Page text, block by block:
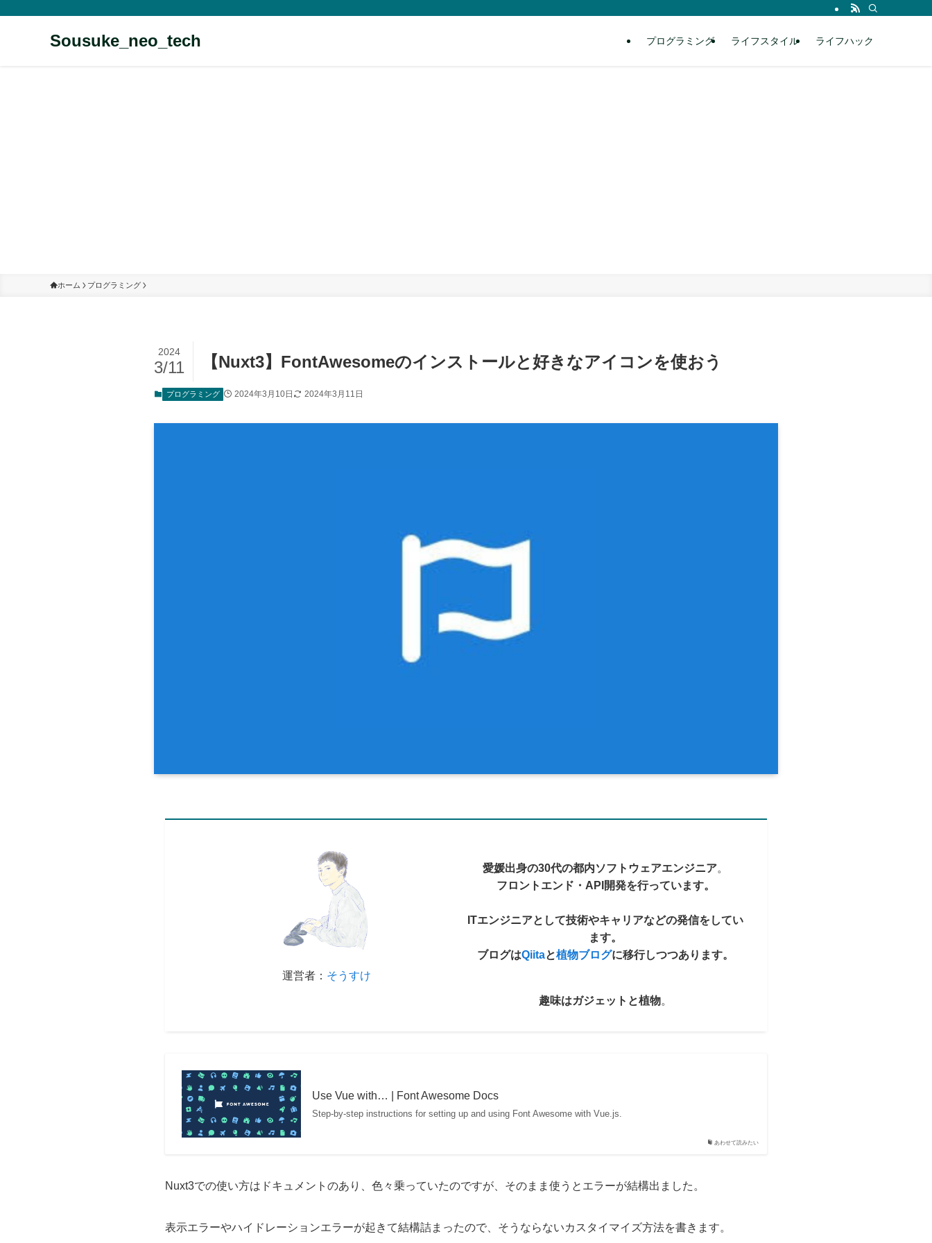
Sousuke_neo_tech プログラミング ライフスタイル ライフハック
ホーム プログラミング
【Nuxt3】FontAwesomeのインストールと好きなアイコンを使おう
2024
3/11
プログラミング 2024年3月10日 2024年3月11日
運営者： そうすけ
愛媛出身の30代の都内ソフトウェアエンジニア。
フロントエンド・API開発を行っています。
ITエンジニアとして技術やキャリアなどの発信をしてい
ます。
ブログはQiitaと植物ブログに移行しつつあります。
趣味はガジェットと植物。
あわせて読みたい
Use Vue with… | Font Awesome Docs
Step-by-step instructions for setting up and using Font Awesome with Vue.js.
Nuxt3での使い方はドキュメントのあり、色々乗っていたのですが、そのまま使うとエラーが結構出ました。
表示エラーやハイドレーションエラーが起きて結構詰まったので、そうならないカスタイマイズ方法を書きます。